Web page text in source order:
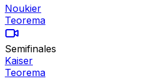
Noukier
Teorema
Semifinales
Kaiser
Teorema